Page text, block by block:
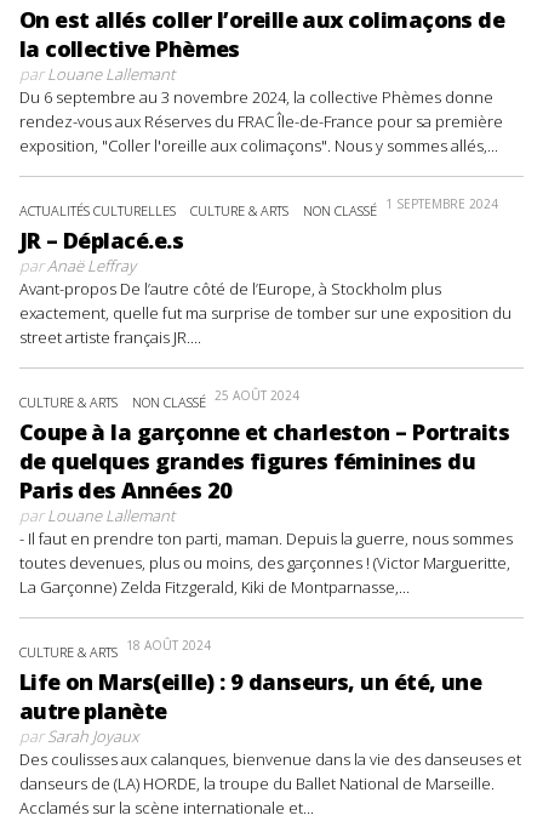
On est allés coller l’oreille aux colimaçons de
la collective Phèmes
parLouane Lallemant
Du 6 septembre au 3 novembre 2024, la collective Phèmes donne
rendez-vous aux Réserves du FRAC Île-de-France pour sa première
exposition, "Coller l'oreille aux colimaçons". Nous y sommes allés,...
ACTUALITÉS CULTURELLES CULTURE & ARTS NON CLASSÉ 1 SEPTEMBRE 2024
JR – Déplacé.e.s
parAnaë Leffray
Avant-propos De l’autre côté de l’Europe, à Stockholm plus
exactement, quelle fut ma surprise de tomber sur une exposition du
street artiste français JR....
CULTURE & ARTS NON CLASSÉ 25 AOÛT 2024
Coupe à la garçonne et charleston – Portraits
de quelques grandes figures féminines du
Paris des Années 20
parLouane Lallemant
- Il faut en prendre ton parti, maman. Depuis la guerre, nous sommes
toutes devenues, plus ou moins, des garçonnes ! (Victor Margueritte,
La Garçonne) Zelda Fitzgerald, Kiki de Montparnasse,...
CULTURE & ARTS 18 AOÛT 2024
Life on Mars(eille) : 9 danseurs, un été, une
autre planète
parSarah Joyaux
Des coulisses aux calanques, bienvenue dans la vie des danseuses et
danseurs de (LA) HORDE, la troupe du Ballet National de Marseille.
Acclamés sur la scène internationale et...